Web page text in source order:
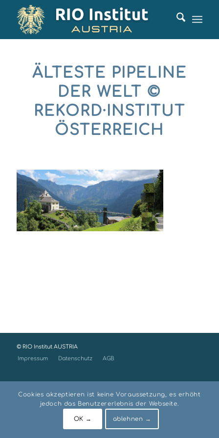
ÄLTESTE PIPELINE
DER WELT ©
REKORD·INSTITUT
ÖSTERREICH
© RIO Institut AUSTRIA
Impressum
Datenschutz AGB
Cookies akzeptieren ist keine Voraussetzung, es erhöht
jedoch das Benutzererlebnis der Webseite.
OK → ablehnen →